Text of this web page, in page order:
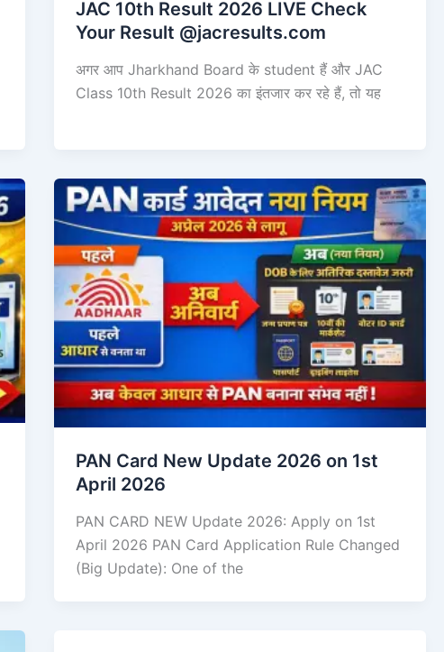
JAC 10th Result 2026 LIVE Check
Your Result @jacresults.com
अगर आप Jharkhand Board के student हैं और JAC
Class 10th Result 2026 का इंतजार कर रहे हैं, तो यह
PAN Card New Update 2026 on 1st
April 2026
PAN CARD NEW Update 2026: Apply on 1st
April 2026 PAN Card Application Rule Changed
(Big Update): One of the